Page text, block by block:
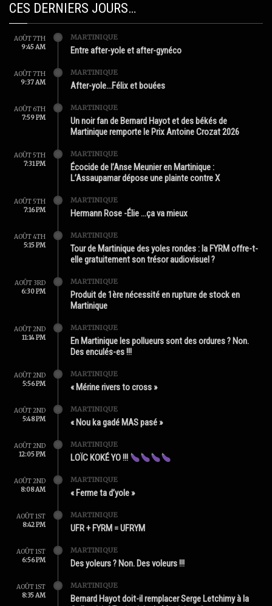
CES DERNIERS JOURS…
AOÛT 7TH
9:45 AM
MARTINIQUE
Entre after-yole et after-gynéco
AOÛT 7TH
9:37 AM
MARTINIQUE
After-yole…Félix et bouées
AOÛT 6TH
7:59 PM
MARTINIQUE
Un noir fan de Bernard Hayot et des békés de
Martinique remporte le Prix Antoine Crozat 2026
AOÛT 5TH
7:31 PM
MARTINIQUE
Écocide de l’Anse Meunier en Martinique :
L’Assaupamar dépose une plainte contre X
AOÛT 5TH
7:16 PM
MARTINIQUE
Hermann Rose -Élie …ça va mieux
AOÛT 4TH
5:15 PM
MARTINIQUE
Tour de Martinique des yoles rondes : la FYRM offre-t-
elle gratuitement son trésor audiovisuel ?
AOÛT 3RD
6:30 PM
MARTINIQUE
Produit de 1ère nécessité en rupture de stock en
Martinique
AOÛT 2ND
11:14 PM
MARTINIQUE
En Martinique les pollueurs sont des ordures ? Non.
Des enculés-es !!!
AOÛT 2ND
5:56 PM
MARTINIQUE
« Mérine rivers to cross »
AOÛT 2ND
5:48 PM
MARTINIQUE
« Nou ka gadé MAS pasé »
AOÛT 2ND
12:05 PM
MARTINIQUE
LOÏC KOKÉ YO !!!
AOÛT 2ND
8:08 AM
MARTINIQUE
« Ferme ta d’yole »
AOÛT 1ST
8:42 PM
MARTINIQUE
UFR + FYRM = UFRYM
AOÛT 1ST
6:56 PM
MARTINIQUE
Des yoleurs ? Non. Des voleurs !!!
AOÛT 1ST
8:35 AM
MARTINIQUE
Bernard Hayot doit-il remplacer Serge Letchimy à la